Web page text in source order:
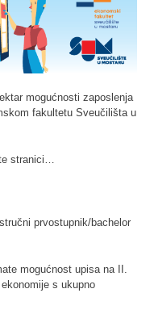
mogućnosti zaposlenja
fakultetu Sveučilišta u
stranici…
prvostupnik/bachelor
mogućnost upisa na II.
s ukupno